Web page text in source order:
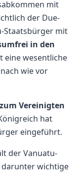
mit
der Due-
Staatsbürger mit
in den
eine wesentliche
wie vor
Vereinigten
hat
eingeführt.
der Vanuatu-
darunter wichtige